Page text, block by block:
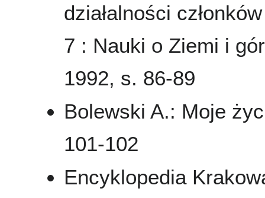
działalności
7 : Nauki o Ziemi i
1992, s. 86-89
Bolewski A.: Moje
101-102
Encyklopedia